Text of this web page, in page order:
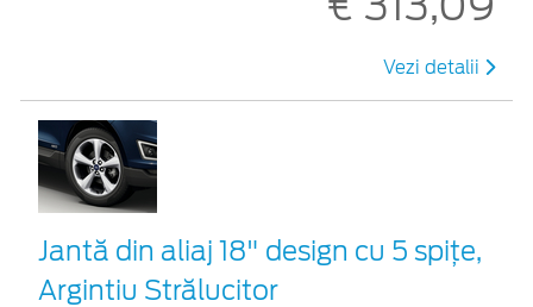
Vezi detalii
Jantă din aliaj 18" design cu 5 spiţe,
Argintiu Strălucitor